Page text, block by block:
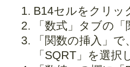
B14セルをクリッ
「数式」タブの
「関数の挿入」
「SQRT」を選